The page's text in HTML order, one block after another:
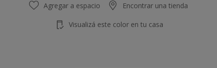
Agregar a espacio Encontrar una tienda
Visualizá este color en tu casa